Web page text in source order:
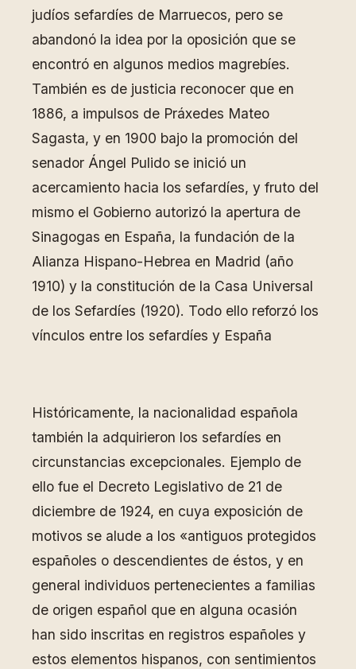
judíos sefardíes de Marruecos, pero se
abandonó la idea por la oposición que se
encontró en algunos medios magrebíes.
También es de justicia reconocer que en
1886, a impulsos de Práxedes Mateo
Sagasta, y en 1900 bajo la promoción del
senador Ángel Pulido se inició un
acercamiento hacia los sefardíes, y fruto del
mismo el Gobierno autorizó la apertura de
Sinagogas en España, la fundación de la
Alianza Hispano-Hebrea en Madrid (año
1910) y la constitución de la Casa Universal
de los Sefardíes (1920). Todo ello reforzó los
vínculos entre los sefardíes y España
Históricamente, la nacionalidad española
también la adquirieron los sefardíes en
circunstancias excepcionales. Ejemplo de
ello fue el Decreto Legislativo de 21 de
diciembre de 1924, en cuya exposición de
motivos se alude a los «antiguos protegidos
españoles o descendientes de éstos, y en
general individuos pertenecientes a familias
de origen español que en alguna ocasión
han sido inscritas en registros españoles y
estos elementos hispanos, con sentimientos